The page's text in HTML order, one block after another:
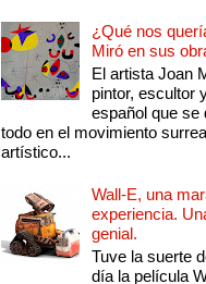
¿Qué nos
Miró en sus
El artista Joan
pintor, escultor
español que se
todo en el movimiento
artístico...
Wall-E, una
experiencia.
genial.
Tuve la suerte
día la película